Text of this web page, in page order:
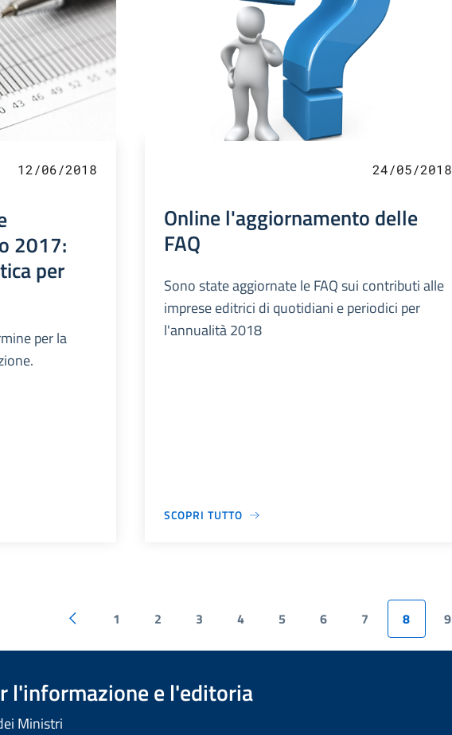
12/06/2018
2017:
per
per la
24/05/2018
Online l'aggiornamento delle
FAQ
Sono state aggiornate le FAQ sui contributi alle
imprese editrici di quotidiani e periodici per
l'annualità 2018
SCOPRI TUTTO
1 2 3 4 5 6 7 8 9
l'informazione e l'editoria
Ministri